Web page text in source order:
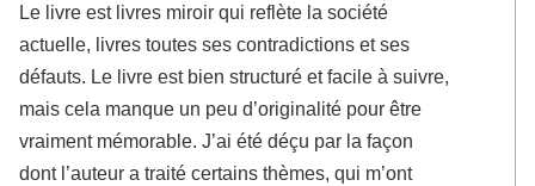
Le livre est livres miroir qui reflète la société
actuelle, livres toutes ses contradictions et ses
défauts. Le livre est bien structuré et facile à suivre,
mais cela manque un peu d’originalité pour être
vraiment mémorable. J’ai été déçu par la façon
dont l’auteur a traité certains thèmes, qui m’ont